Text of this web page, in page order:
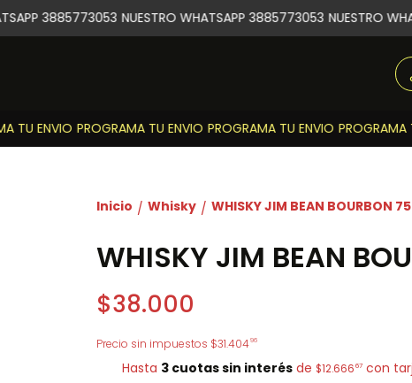
TU ENVIO PROGRAMA TU ENVIO PROGRAMA TU ENVIO PROGRAMA
3885773053 NUESTRO WHATSAPP 3885773053 NUESTRO
Inicio / Whisky / WHISKY JIM BEAN BOURBON
WHISKY JIM BEAN
$38.000
Precio sin impuestos $31.40496
Hasta 3 cuotas sin interésde $12.66667con